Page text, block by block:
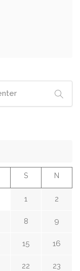
S N
1 2
8 9
15 16
22 23